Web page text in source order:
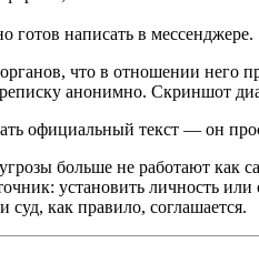
готов написать в мессенджере.
что в отношении него
анонимно. Скриншот
официальный текст — он
больше не работают как
установить личность
как правило, соглашается.